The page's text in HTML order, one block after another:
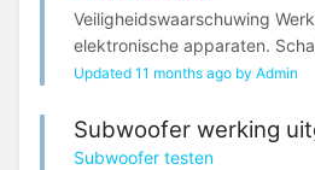
Veiligheidswaarschuwing
elektronische apparaten.
Updated 11 months ago by Admin
Subwoofer werking
Subwoofer testen